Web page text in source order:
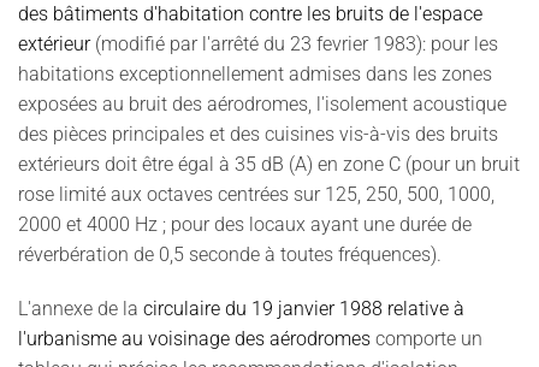
des bâtiments d'habitation contre les bruits de l'espace
extérieur(modifié par l'arrêté du 23 fevrier 1983): pour les
habitations exceptionnellement admises dans les zones
exposées au bruit des aérodromes, l'isolement acoustique
des pièces principales et des cuisines vis-à-vis des bruits
extérieurs doit être égal à 35 dB (A) en zone C (pour un bruit
rose limité aux octaves centrées sur 125, 250, 500, 1000,
2000 et 4000 Hz ; pour des locaux ayant une durée de
réverbération de 0,5 seconde à toutes fréquences).
L'annexe de la circulaire du 19 janvier 1988 relative à
l'urbanisme au voisinage des aérodromes comporte un